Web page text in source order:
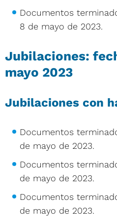
Documentos
8 de mayo de 2023.
Jubilaciones:
mayo 2023
Jubilaciones con
Documentos
de mayo de 2023.
Documentos
de mayo de 2023.
Documentos
de mayo de 2023.